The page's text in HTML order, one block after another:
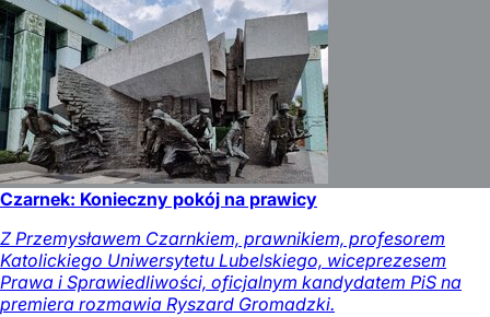
Czarnek: Konieczny pokój na prawicy
Z Przemysławem Czarnkiem, prawnikiem, profesorem
Katolickiego Uniwersytetu Lubelskiego, wiceprezesem
Prawa i Sprawiedliwości, oficjalnym kandydatem PiS na
premiera rozmawia Ryszard Gromadzki.